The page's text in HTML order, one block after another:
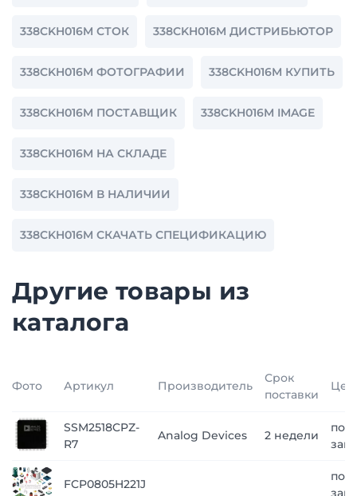
338CKH016M СТОК 338CKH016M ДИСТРИБЬЮТОР
338CKH016M ФОТОГРАФИИ 338CKH016M КУПИТЬ
338CKH016M ПОСТАВЩИК 338CKH016M IMAGE
338CKH016M НА СКЛАДЕ
338CKH016M В НАЛИЧИИ
338CKH016M СКАЧАТЬ СПЕЦИФИКАЦИЮ
Другие товары из
каталога
Фото Артикул Производитель
Срок
поставки
SSM2518CPZ-
R7
Analog Devices 2 недели
по
FCP0805H221J
по